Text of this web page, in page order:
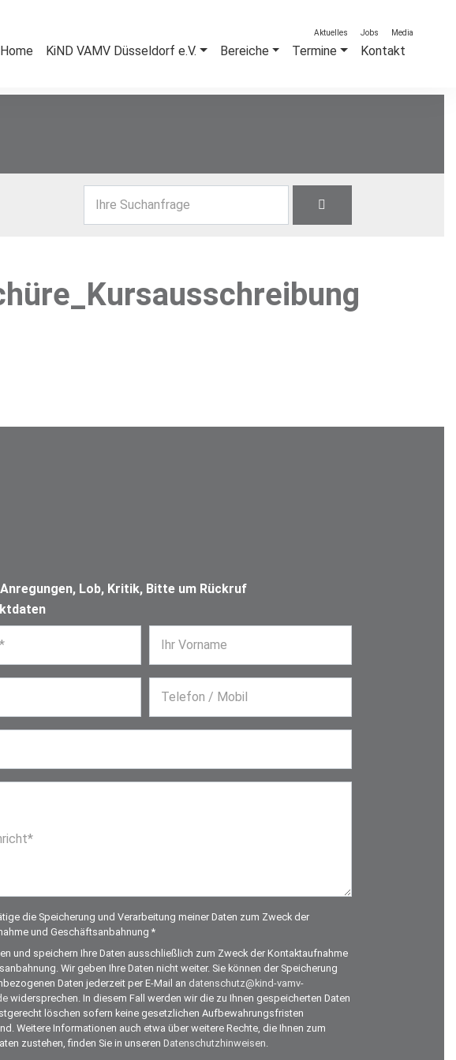
Ihre Suchanfrage
Lob, Kritik, Bitte um Rückruf
Ihr Vorname
Telefon / Mobil
die Speicherung und Verarbeitung meiner Daten zum Zweck der
und Geschäftsanbahnung *
und speichern Ihre Daten ausschließlich zum Zweck der Kontaktaufnahme
Wir geben Ihre Daten nicht weiter. Sie können der Speicherung
Daten jederzeit per E-Mail an datenschutz@kind-vamv-
widersprechen. In diesem Fall werden wir die zu Ihnen gespeicherten Daten
löschen sofern keine gesetzlichen Aufbewahrungsfristen
Weitere Informationen auch etwa über weitere Rechte, die Ihnen zum
zustehen, finden Sie in unseren Datenschutzhinweisen.
Aktuelles Jobs Media
Home KiND VAMV Düsseldorf e.V. Bereiche Termine Kontakt